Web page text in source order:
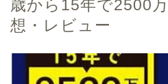
歳から15年で2500
想・レビュー